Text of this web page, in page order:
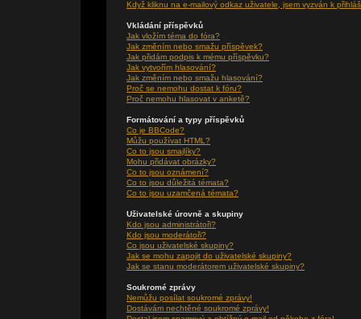
Když kliknu na e-mailový odkaz uživatele, jsem vyzván k
Vkládání příspěvků
Jak vložím téma do fóra?
Jak změním nebo smažu příspěvek?
Jak přidám podpis k mému příspěvku?
Jak vytvořím hlasování?
Jak změním nebo smažu hlasování?
Proč se nemohu dostat k fóru?
Proč nemohu hlasovat v anketě?
Formátování a typy příspěvků
Co je BBCode?
Můžu používat HTML?
Co to jsou smajlíky?
Mohu přidávat obrázky?
Co to jsou oznámení?
Co to jsou důležitá témata?
Co to jsou uzamčená témata?
Uživatelské úrovně a skupiny
Kdo jsou administrátoři?
Kdo jsou moderátoři?
Co jsou uživatelské skupiny?
Jak se mohu zapojit do uživatelské skupiny?
Jak se stanu moderátorem uživatelské skupiny?
Soukromé zprávy
Nemůžu posílat soukromé zprávy!
Dostávám nechtěné soukromé zprávy!